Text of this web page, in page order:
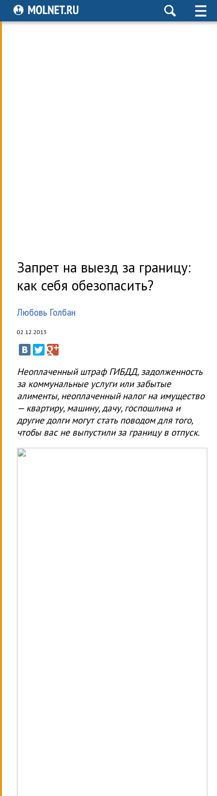
Запрет на выезд за границу:
как себя обезопасить?
Любовь Голбан
02.12.2013
Неоплаченный штраф ГИБДД, задолженность
за коммунальные услуги или забытые
алименты, неоплаченный налог на имущество
— квартиру, машину, дачу, госпошлина и
другие долги могут стать поводом для того,
чтобы вас не выпустили за границу в отпуск.